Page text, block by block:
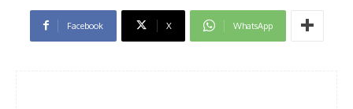
Facebook X WhatsApp